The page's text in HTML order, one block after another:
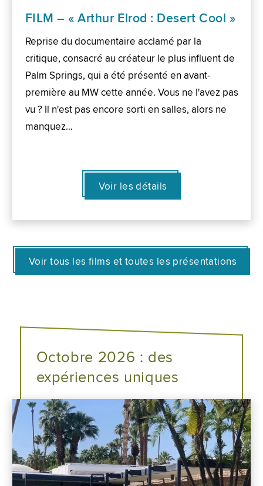
FILM – « Arthur Elrod : Desert Cool »
Reprise du documentaire acclamé par la
critique, consacré au créateur le plus influent de
Palm Springs, qui a été présenté en avant-
première au MW cette année. Vous ne l'avez pas
vu ? Il n'est pas encore sorti en salles, alors ne
manquez…
Voir les détails
Voir tous les films et toutes les présentations
Octobre 2026 : des
expériences uniques